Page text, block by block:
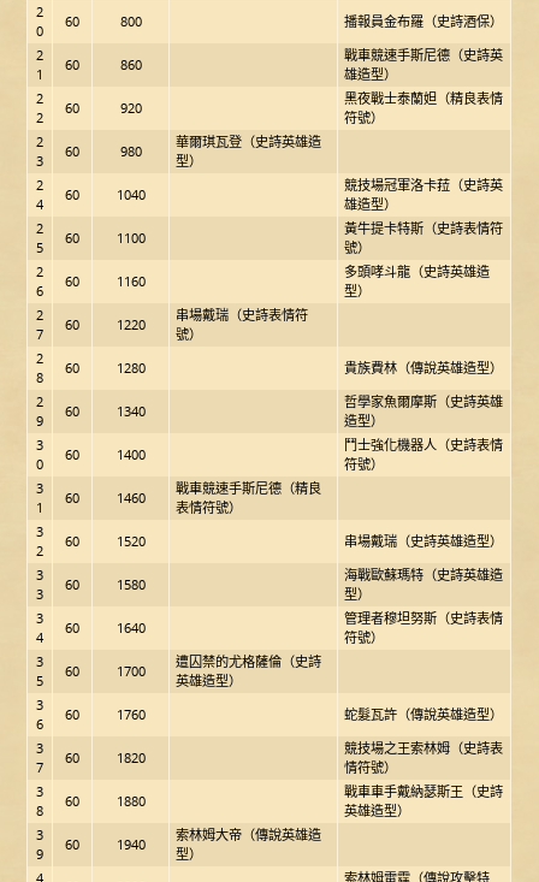
2
0
60 800
播報員金布羅（史詩酒保）
2
1
60 860
戰車競速手斯尼德（史詩英
雄造型）
2
2
60 920
黑夜戰士泰蘭妲（精良表情
符號）
2
3
60 980
華爾琪瓦登（史詩英雄造
型）
2
4
60 1040
競技場冠軍洛卡菈（史詩英
雄造型）
2
5
60 1100
黃牛提卡特斯（史詩表情符
號）
2
6
60 1160
多頭哮斗龍（史詩英雄造
型）
2
7
60 1220
串場戴瑞（史詩表情符
號）
2
8
60 1280
貴族費林（傳說英雄造型）
2
9
60 1340
哲學家魚爾摩斯（史詩英雄
造型）
3
0
60 1400
鬥士強化機器人（史詩表情
符號）
3
1
60 1460
戰車競速手斯尼德（精良
表情符號）
3
2
60 1520
串場戴瑞（史詩英雄造型）
3
3
60 1580
海戰歐蘇瑪特（史詩英雄造
型）
3
4
60 1640
管理者穆坦努斯（史詩表情
符號）
3
5
60 1700
遭囚禁的尤格薩倫（史詩
英雄造型）
3
6
60 1760
蛇髮瓦許（傳說英雄造型）
3
7
60 1820
競技場之王索林姆（史詩表
情符號）
3
8
60 1880
戰車車手戴納瑟斯王（史詩
英雄造型）
3
9
60 1940
索林姆大帝（傳說英雄造
型）
4
索林姆雷霆（傳說攻擊特